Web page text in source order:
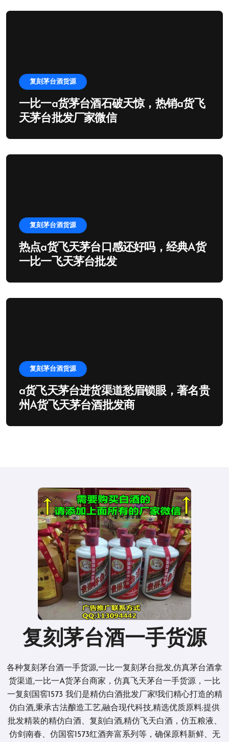
复刻茅台酒货源
一比一a货茅台酒石破天惊，热销a货飞
天茅台批发厂家微信
复刻茅台酒货源
热点a货飞天茅台口感还好吗，经典A货
一比一飞天茅台批发
复刻茅台酒货源
a货飞天茅台进货渠道愁眉锁眼，著名贵
州A货飞天茅台酒批发商
复刻茅台酒一手货源
各种复刻茅台酒一手货源,一比一复刻茅台批发,仿真茅台酒拿
货渠道,一比一A货茅台商家，仿真飞天茅台一手货源，一比
一复刻国窖1573 我们是精仿白酒批发厂家!我们精心打造的精
仿白酒,秉承古法酿造工艺,融合现代科技,精选优质原料;提供
批发精装的精仿白酒、复刻白酒,精仿飞天白酒，仿五粮液、
仿剑南春、仿国窖1573红酒奔富系列等，确保原料新鲜、无